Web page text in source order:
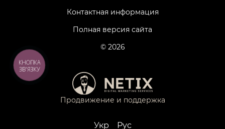
Контактная информация
Полная версия сайта
© 2026
Продвижение и поддержка
Укр Рус
КНОПКА
ЗВ'ЯЗКУ